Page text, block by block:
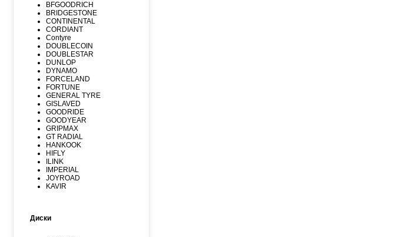
BFGOODRICH
BRIDGESTONE
CONTINENTAL
CORDIANT
Contyre
DOUBLECOIN
DOUBLESTAR
DUNLOP
DYNAMO
FORCELAND
FORTUNE
GENERAL TYRE
GISLAVED
GOODRIDE
GOODYEAR
GRIPMAX
GT RADIAL
HANKOOK
HIFLY
ILINK
IMPERIAL
JOYROAD
KAVIR
LAUFENN
Диски